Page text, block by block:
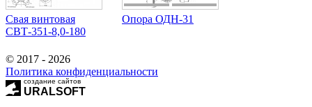
Свая винтовая
СВТ-351-8,0-180
Опора ОДН-31
© 2017 - 2026
Политика конфиденциальности
создание сайтов
URALSOFT